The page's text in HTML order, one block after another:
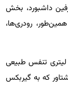
داشبورد، بخش
پُشت‌آمپرها، غربیلک فرمان، کنسول میانی و همین‌طور، رودری‌‎ها،
پیشرانه نیز تغییری نکرده و کماکان از نوع ۲.۰ لیتری تنفس طبیعی
و ۱۸۴ نیوتن‌متر گشتاور که به گیربکس